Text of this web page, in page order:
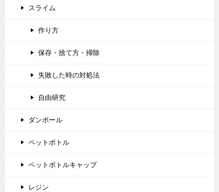
スライム
作り方
保存・捨て方・掃除
失敗した時の対処法
自由研究
ダンボール
ペットボトル
ペットボトルキャップ
レジン